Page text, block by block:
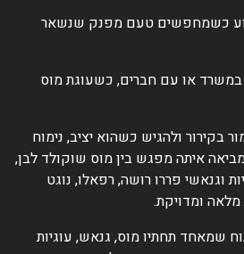
כשמחפשים טעם מפנק שנשאר
או עם חברים, כשעוגת מוס
ולהגיש כשהוא יציב, נימוח
איתה מפגש בין מוס שוקולד לבן,
פררו רושה, רפאלו, נוגט
ומדויקת.
תחתיו מוס, גנאש, עוגיות